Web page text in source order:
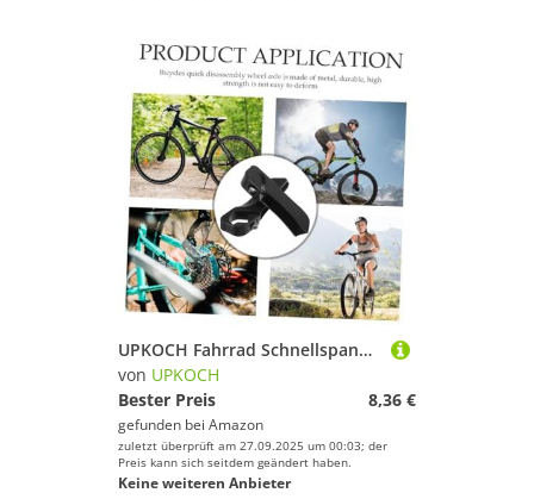
UPKOCH Fahrrad Schnellspanner Steckachse Metall Vorderrad Hinterrad Achse Mountainbike Leicht und Verschleißfest Front Hinterachse für Rennrad und Geländefahrrad
von UPKOCH
Bester Preis
8,36 €
gefunden bei Amazon
zuletzt überprüft am 27.09.2025 um 00:03; der
Preis kann sich seitdem geändert haben.
Keine weiteren Anbieter